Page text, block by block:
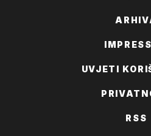
UVJETI
RSS